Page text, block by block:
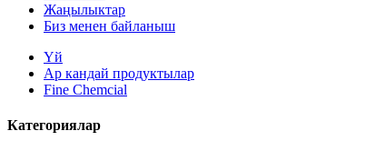
Жаңылыктар
Биз менен байланыш
Үй
Ар кандай продуктылар
Fine Chemcial
Категориялар